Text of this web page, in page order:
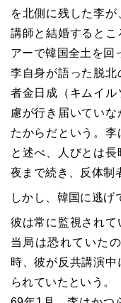
を北側に残した李
講師と結婚すると
アーで韓国全土を回
李自身が語った脱
者金日成（キムイ
慮が行き届いてい
たからだという。李
と述べ、人びとは
夜まで続き、反体制
しかし、韓国に逃げ
彼は常に監視されて
当局は恐れていた
時、彼が反共講演
られていたという。